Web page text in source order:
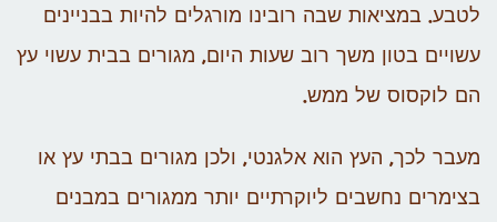
לטבע. במציאות שבה רובינו מורגלים להיות בבניינים
עשויים בטון משך רוב שעות היום, מגורים בבית עשוי עץ
הם לוקסוס של ממש.
מעבר לכך, העץ הוא אלגנטי, ולכן מגורים בבתי עץ או
בצימרים נחשבים ליוקרתיים יותר ממגורים במבנים